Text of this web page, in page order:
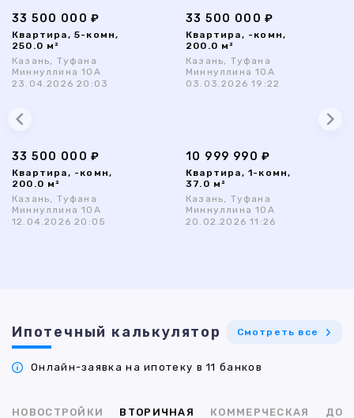
33 500 000 ₽
Квартира, 5-комн,
250.0 м²
Казань, Туфана
Миннуллина 10А
23.04.2026 20:03
33 500 000 ₽
Квартира, -комн,
200.0 м²
Казань, Туфана
Миннуллина 10А
03.03.2026 19:22
33 500 000 ₽
Квартира, -комн,
200.0 м²
Казань, Туфана
Миннуллина 10А
12.04.2026 20:05
10 999 990 ₽
Квартира, 1-комн,
37.0 м²
Казань, Туфана
Миннуллина 10А
20.02.2026 11:26
Ипотечный калькулятор Смотреть все
Онлайн-заявка на ипотеку в 11 банков
НОВОСТРОЙКИ ВТОРИЧНАЯ КОММЕРЧЕСКАЯ ДОМ